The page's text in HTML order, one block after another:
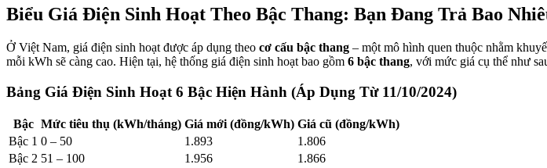
Biểu Giá Điện Sinh Hoạt Theo Bậc Thang: Bạn Đang Trả Bao
Ở Việt Nam, giá điện sinh hoạt được áp dụng theo cơ cấu bậc thang – một mô hình quen thuộc nhằm
mỗi kWh sẽ càng cao. Hiện tại, hệ thống giá điện sinh hoạt bao gồm 6 bậc thang, với mức giá cụ thể như
Bảng Giá Điện Sinh Hoạt 6 Bậc Hiện Hành (Áp Dụng Từ 11/10/2024)
Bậc Mức tiêu thụ (kWh/tháng) Giá mới (đồng/kWh) Giá cũ (đồng/kWh)
Bậc 1 0 – 50 1.893
1.806
Bậc 2 51 – 100 1.956
1.866